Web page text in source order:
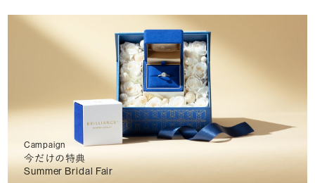
Campaign
今だけの特典
Summer Bridal Fair